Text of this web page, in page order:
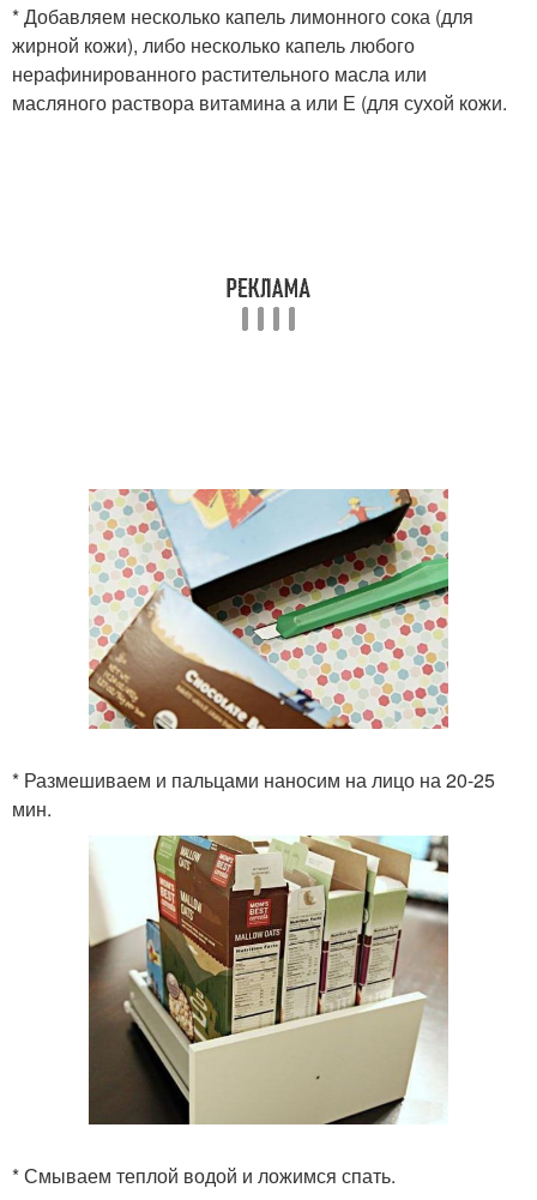
* Добавляем несколько капель лимонного сока (для
жирной кожи), либо несколько капель любого
нерафинированного растительного масла или
масляного раствора витамина а или Е (для сухой кожи.
* Размешиваем и пальцами наносим на лицо на 20-25
мин.
* Смываем теплой водой и ложимся спать.